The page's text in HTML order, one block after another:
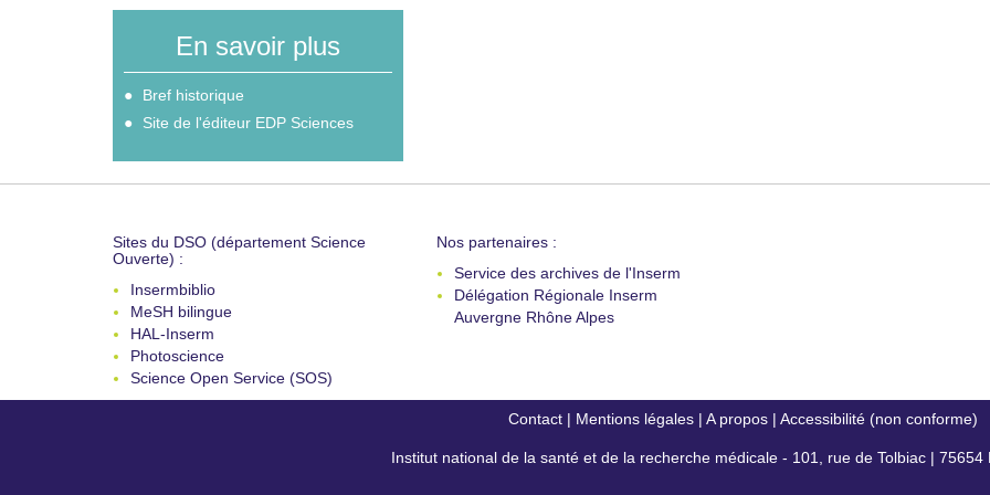
En savoir plus
Bref historique
Site de l'éditeur EDP Sciences
Sites du DSO (département Science
Ouverte) :
Insermbiblio
MeSH bilingue
HAL-Inserm
Photoscience
Science Open Service (SOS)
Nos partenaires :
Service des archives de l'Inserm
Délégation Régionale Inserm
Auvergne Rhône Alpes
Contact| Mentions légales| A propos| Accessibilité (non conforme)
Institut national de la santé et de la recherche médicale - 101, rue de Tolbiac | 75654